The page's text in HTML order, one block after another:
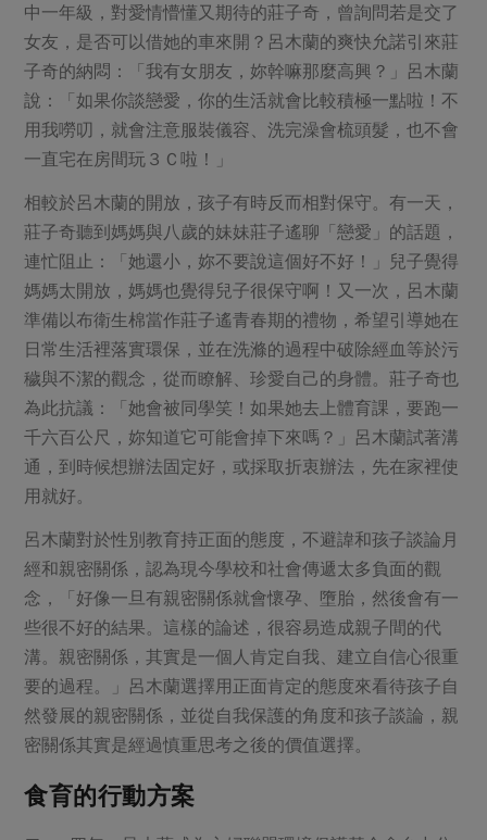
中一年級，對愛情懵懂又期待的莊子奇，曾詢問若是交了
女友，是否可以借她的車來開？呂木蘭的爽快允諾引來莊
子奇的納悶：「我有女朋友，妳幹嘛那麼高興？」呂木蘭
說：「如果你談戀愛，你的生活就會比較積極一點啦！不
用我嘮叨，就會注意服裝儀容、洗完澡會梳頭髮，也不會
一直宅在房間玩３Ｃ啦！」
相較於呂木蘭的開放，孩子有時反而相對保守。有一天，
莊子奇聽到媽媽與八歲的妹妹莊子遙聊「戀愛」的話題，
連忙阻止：「她還小，妳不要說這個好不好！」兒子覺得
媽媽太開放，媽媽也覺得兒子很保守啊！又一次，呂木蘭
準備以布衛生棉當作莊子遙青春期的禮物，希望引導她在
日常生活裡落實環保，並在洗滌的過程中破除經血等於污
穢與不潔的觀念，從而瞭解、珍愛自己的身體。莊子奇也
為此抗議：「她會被同學笑！如果她去上體育課，要跑一
千六百公尺，妳知道它可能會掉下來嗎？」呂木蘭試著溝
通，到時候想辦法固定好，或採取折衷辦法，先在家裡使
用就好。
呂木蘭對於性別教育持正面的態度，不避諱和孩子談論月
經和親密關係，認為現今學校和社會傳遞太多負面的觀
念，「好像一旦有親密關係就會懷孕、墮胎，然後會有一
些很不好的結果。這樣的論述，很容易造成親子間的代
溝。親密關係，其實是一個人肯定自我、建立自信心很重
要的過程。」呂木蘭選擇用正面肯定的態度來看待孩子自
然發展的親密關係，並從自我保護的角度和孩子談論，親
密關係其實是經過慎重思考之後的價值選擇。
食育的行動方案